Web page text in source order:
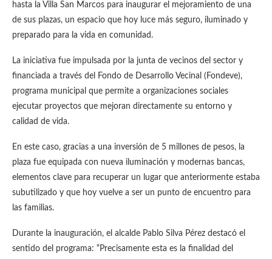
hasta la Villa San Marcos para inaugurar el mejoramiento de una
de sus plazas, un espacio que hoy luce más seguro, iluminado y
preparado para la vida en comunidad.
La iniciativa fue impulsada por la junta de vecinos del sector y
financiada a través del Fondo de Desarrollo Vecinal (Fondeve),
programa municipal que permite a organizaciones sociales
ejecutar proyectos que mejoran directamente su entorno y
calidad de vida.
En este caso, gracias a una inversión de 5 millones de pesos, la
plaza fue equipada con nueva iluminación y modernas bancas,
elementos clave para recuperar un lugar que anteriormente estaba
subutilizado y que hoy vuelve a ser un punto de encuentro para
las familias.
Durante la inauguración, el alcalde Pablo Silva Pérez destacó el
sentido del programa: “Precisamente esta es la finalidad del